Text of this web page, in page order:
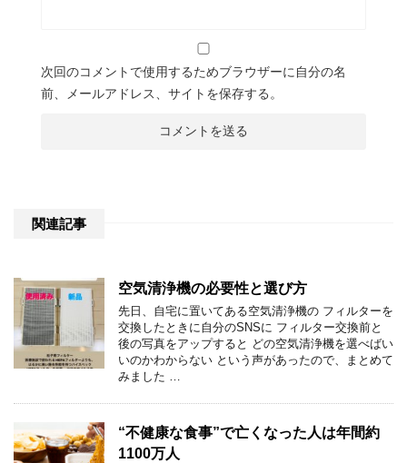
次回のコメントで使用するためブラウザーに自分の名
前、メールアドレス、サイトを保存する。
関連記事
空気清浄機の必要性と選び方
先日、自宅に置いてある空気清浄機の フィルターを
交換したときに自分のSNSに フィルター交換前と
後の写真をアップすると どの空気清浄機を選べばい
いのかわからない という声があったので、まとめて
みました …
“不健康な食事”で亡くなった人は年間約
1100万人